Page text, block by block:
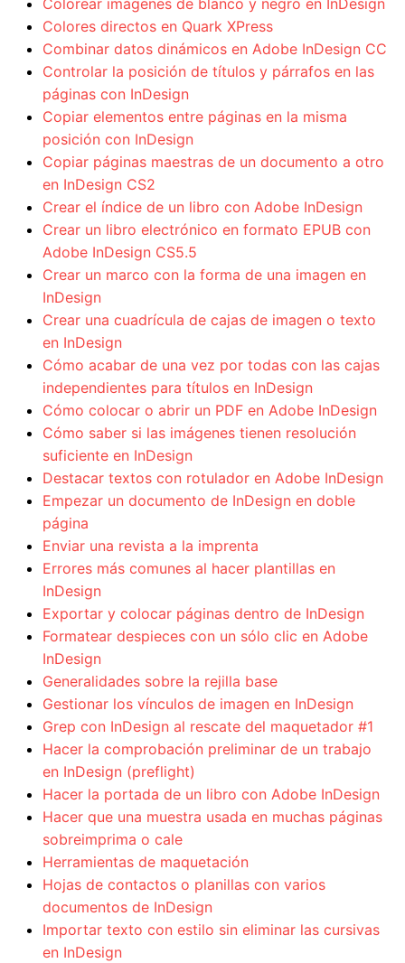
Colorear imágenes de blanco y negro en InDesign
Colores directos en Quark XPress
Combinar datos dinámicos en Adobe InDesign CC
Controlar la posición de títulos y párrafos en las
páginas con InDesign
Copiar elementos entre páginas en la misma
posición con InDesign
Copiar páginas maestras de un documento a otro
en InDesign CS2
Crear el índice de un libro con Adobe InDesign
Crear un libro electrónico en formato EPUB con
Adobe InDesign CS5.5
Crear un marco con la forma de una imagen en
InDesign
Crear una cuadrícula de cajas de imagen o texto
en InDesign
Cómo acabar de una vez por todas con las cajas
independientes para títulos en InDesign
Cómo colocar o abrir un PDF en Adobe InDesign
Cómo saber si las imágenes tienen resolución
suficiente en InDesign
Destacar textos con rotulador en Adobe InDesign
Empezar un documento de InDesign en doble
página
Enviar una revista a la imprenta
Errores más comunes al hacer plantillas en
InDesign
Exportar y colocar páginas dentro de InDesign
Formatear despieces con un sólo clic en Adobe
InDesign
Generalidades sobre la rejilla base
Gestionar los vínculos de imagen en InDesign
Grep con InDesign al rescate del maquetador #1
Hacer la comprobación preliminar de un trabajo
en InDesign (preflight)
Hacer la portada de un libro con Adobe InDesign
Hacer que una muestra usada en muchas páginas
sobreimprima o cale
Herramientas de maquetación
Hojas de contactos o planillas con varios
documentos de InDesign
Importar texto con estilo sin eliminar las cursivas
en InDesign